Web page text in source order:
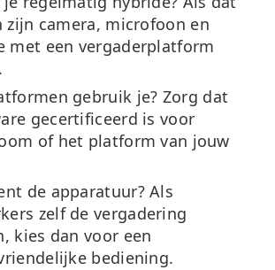
zijn camera, microfoon en
met een vergaderplatform
gebruik je? Zorg dat
gecertificeerd is voor
of het platform van jouw
de apparatuur?Als
zelf de vergadering
kies dan voor een
bediening.